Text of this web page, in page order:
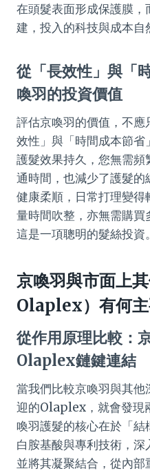
在頭髮表面形成保護膜
建，投入的科技與成本自
從「長效性」與「
喚羽的投資價值
評估京喚羽的價值，不
效性」與「時間成本節
護髮效果持久，您無需
通時間，也減少了護髮
健康柔順，日常打理變
量時間吹整，亦無需購買
這是一項聰明的髮絲投資。
京喚羽與市面上
Olaplex）有何主
從作用原理比較：
Olaplex鏈鍵連結
當我們比較京喚羽與其
迎的Olaplex，就會發現
喚羽護髮的核心在於「
白胺基酸與專利技術，深
並將其凝聚結合，從內部